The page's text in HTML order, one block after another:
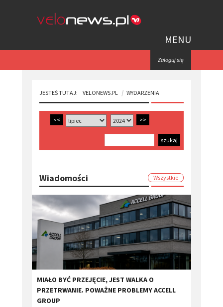
MENU
Zaloguj się
JESTEŚ TUTAJ: VELONEWS.PL WYDARZENIA
<< >>
Wiadomości Wszystkie
MIAŁO BYĆ PRZEJĘCIE, JEST WALKA O
PRZETRWANIE. POWAŻNE PROBLEMY ACCELL
GROUP